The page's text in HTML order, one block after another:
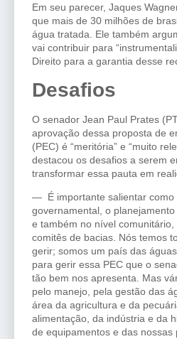
Em seu parecer, Jaques
que mais de 30 milhões de
água tratada. Ele também
vai contribuir para
Direito para a garantia desse
Desafios
O senador Jean Paul Prates
aprovação dessa proposta de
(PEC) é “meritória” e “muito
destacou os desafios a serem
transformar essa pauta em
— É importante salientar como
governamental, o
e também no nível
comitês de bacias. Nós temos
gerir; somos um país das
para gerir essa PEC que o
tão bem nos apresenta. Mas
pelo manejo, pela gestão das
área da agricultura e da
alimentação, da indústria e da
de equipamentos e das nossas